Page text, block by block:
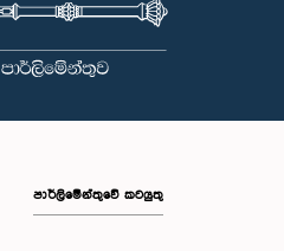
පාර්ලිමේන්තුවේ කටයුතු